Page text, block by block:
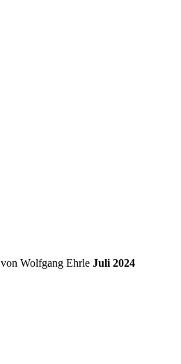
von Wolfgang Ehrle Juli 2024